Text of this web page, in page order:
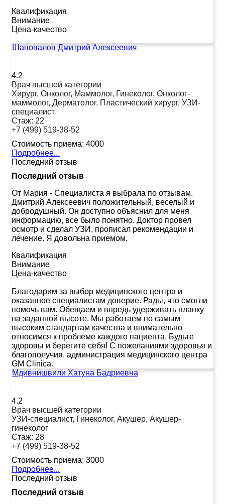
Квалификация
Внимание
Цена-качество
Шаповалов Дмитрий Алексеевич
4.2
Врач высшей категории
Хирург, Онколог, Маммолог, Гинеколог, Онколог-
маммолог, Дерматолог, Пластический хирург, УЗИ-
специалист
Стаж: 22
+7 (499) 519-38-52
Стоимость приема: 4000
Подробнее...
Последний отзыв
Последний отзыв
От Мария - Специалиста я выбрала по отзывам.
Дмитрий Алексеевич положительный, веселый и
добродушный. Он доступно объяснил для меня
информацию, все было понятно. Доктор провел
осмотр и сделал УЗИ, прописал рекомендации и
лечение. Я довольна приемом.
Квалификация
Внимание
Цена-качество
Благодарим за выбор медицинского центра и
оказанное специалистам доверие. Рады, что смогли
помочь вам. Обещаем и впредь удерживать планку
на заданной высоте. Мы работаем по самым
высоким стандартам качества и внимательно
относимся к проблеме каждого пациента. Будьте
здоровы и берегите себя! С пожеланиями здоровья и
благополучия, администрация медицинского центра
GM Clinica.
Мдивнишвили Хатуна Бадриевна
4.2
Врач высшей категории
УЗИ-специалист, Гинеколог, Акушер, Акушер-
гинеколог
Стаж: 28
+7 (499) 519-38-52
Стоимость приема: 3000
Подробнее...
Последний отзыв
Последний отзыв